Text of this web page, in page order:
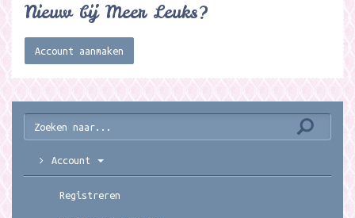
Nieuw bij Meer Leuks?
Account aanmaken
Account
Registreren